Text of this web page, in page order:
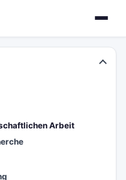
Arbeit